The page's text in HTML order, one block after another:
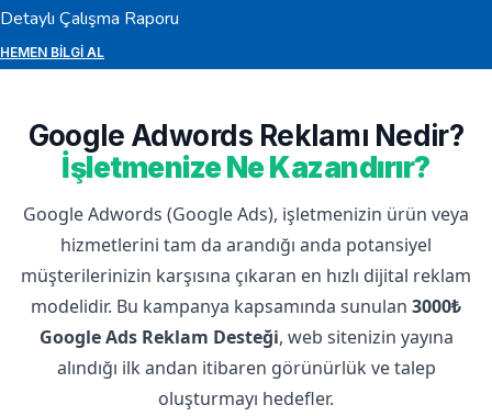
Detaylı Çalışma Raporu
HEMEN BILGI AL
Google Adwords Reklamı Nedir?
İşletmenize Ne Kazandırır?
Google Adwords (Google Ads), işletmenizin ürün veya
hizmetlerini tam da arandığı anda potansiyel
müşterilerinizin karşısına çıkaran en hızlı dijital reklam
modelidir. Bu kampanya kapsamında sunulan 3000₺
Google Ads Reklam Desteği, web sitenizin yayına
alındığı ilk andan itibaren görünürlük ve talep
oluşturmayı hedefler.